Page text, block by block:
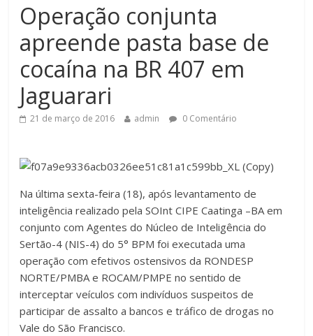
Operação conjunta
apreende pasta base de
cocaína na BR 407 em
Jaguarari
21 de março de 2016 admin 0 Comentário
Na última sexta-feira (18), após levantamento de
inteligência realizado pela SOInt CIPE Caatinga –BA em
conjunto com Agentes do Núcleo de Inteligência do
Sertão-4 (NIS-4) do 5° BPM foi executada uma
operação com efetivos ostensivos da RONDESP
NORTE/PMBA e ROCAM/PMPE no sentido de
interceptar veículos com indivíduos suspeitos de
participar de assalto a bancos e tráfico de drogas no
Vale do São Francisco.